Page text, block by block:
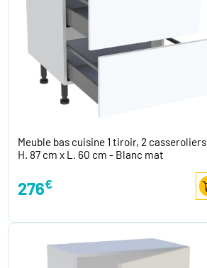
Meuble bas cuisine 1 tiroir, 2 casseroliers
H. 87 cm x L. 60 cm - Blanc mat
276€